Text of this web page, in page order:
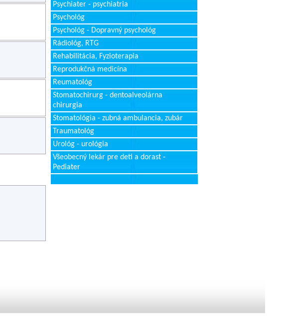
Psychiater - psychiatria
Psychológ
Psychológ - Dopravný psychológ
Rádiológ, RTG
Rehabilitácia, Fyzioterapia
Reprodukčná medicína
Reumatológ
Stomatochirurg - dentoalveolárna
chirurgia
Stomatológia - zubná ambulancia, zubár
Traumatológ
Urológ - urológia
Všeobecný lekár pre deti a dorast -
Pediater